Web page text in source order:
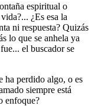
espiritual o
¿Es esa la
ni respuesta? Quizás
lo que se anhela ya
el buscador se
ha perdido algo, o es
siempre está
enfoque?